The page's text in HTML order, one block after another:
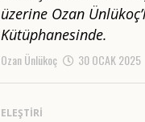
üzerine Ozan
Kütüphanesinde.
Ozan Ünlükoç 30 OCAK 2025
ELEŞTIRI